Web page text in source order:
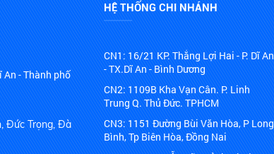
An - Thành phố
Đức Trọng, Đà
HỆ THỐNG CHI NHÁNH
CN1: 16/21 KP. Thắng Lợi Hai - P. Dĩ An
- TX.Dĩ An - Bình Dương
CN2: 1109B Kha Vạn Cân. P. Linh
Trung Q. Thủ Đức. TPHCM
CN3: 1151 Đường Bùi Văn Hòa, P Long
Bình, Tp Biên Hòa, Đồng Nai